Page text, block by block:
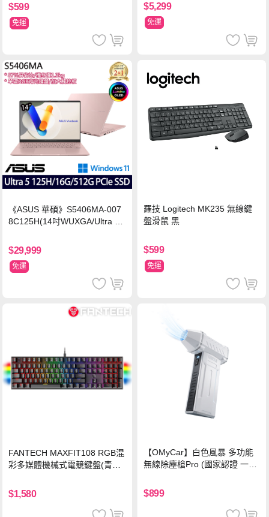
$599
免運
$5,299
免運
《ASUS 華碩》S5406MA-007
8C125H(14吋WUXGA/Ultra 5
n11/二年保)
$29,999
免運
羅技 Logitech MK235 無線鍵
盤滑鼠 黑
$599
免運
FANTECH MAXFIT108 RGB混
彩多媒體機械式電競鍵盤(青軸)
$1,580
【OMyCar】白色風暴 多功能
無線除塵槍Pro (國家認證 一年
手持強力風槍 暴力吹風
$899